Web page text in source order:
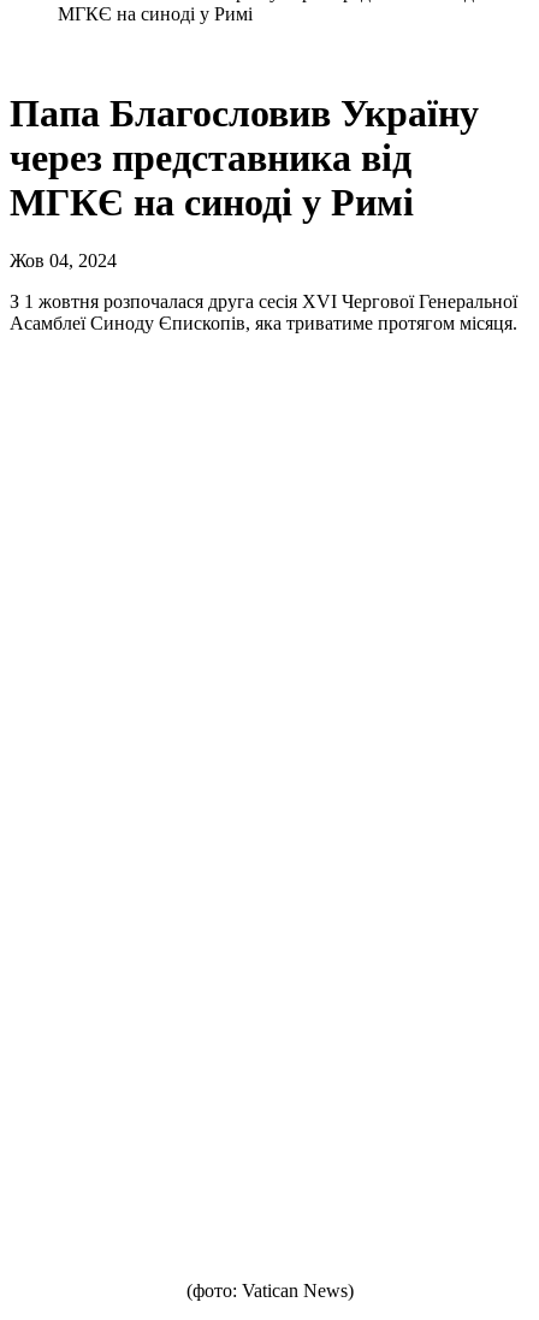
МГКЄ на синоді у Римі
Папа Благословив Україну
через представника від
МГКЄ на синоді у Римі
Жов 04, 2024
З 1 жовтня розпочалася друга сесія XVI Чергової Генеральної
Асамблеї Синоду Єпископів, яка триватиме протягом місяця.
(фото: Vatican News)